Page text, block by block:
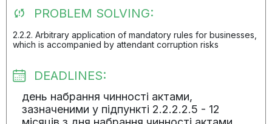
PROBLEM SOLVING:
2.2.2. Arbitrary application of mandatory rules for businesses,
which is accompanied by attendant corruption risks
DEADLINES:
день набрання чинності актами,
зазначеними у підпункті 2.2.2.2.5 - 12